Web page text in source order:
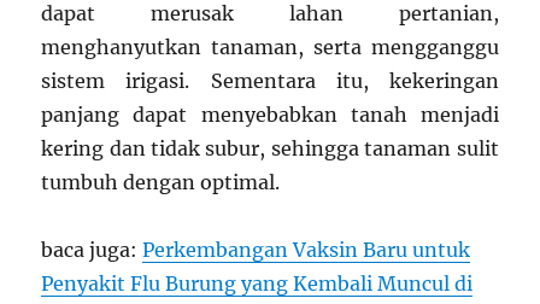
dapat merusak lahan pertanian,
menghanyutkan tanaman, serta mengganggu
sistem irigasi. Sementara itu, kekeringan
panjang dapat menyebabkan tanah menjadi
kering dan tidak subur, sehingga tanaman sulit
tumbuh dengan optimal.
baca juga:Perkembangan Vaksin Baru untuk
Penyakit Flu Burung yang Kembali Muncul di